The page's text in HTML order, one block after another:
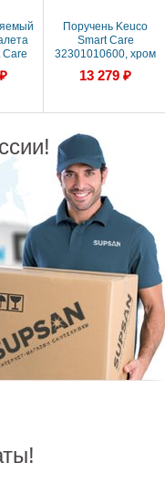
Care
Поручень Keuco
Smart Care
32301010600, хром
13 279 ₽
Поручень Keuco
Smart Care
32301010900, хром
15 931 ₽